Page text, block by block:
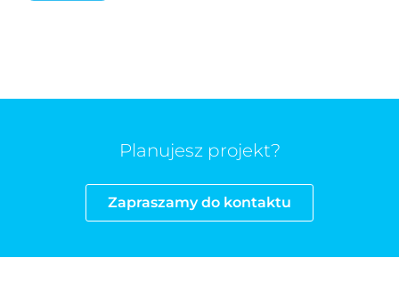
Planujesz projekt?
Zapraszamy do kontaktu